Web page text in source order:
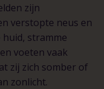
zijn
verstopte neus en
stramme
voeten vaak
zij zich somber of
zonlicht.